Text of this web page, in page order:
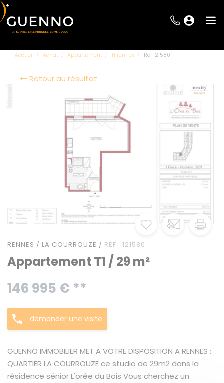
Accueil Achat Appartement T1 rennes Ref 121580
Retour au résultat
RENNES / LA COURROUZE / REF : 121580
Appartement T1 / 29 m²
146 995 € **
demander une visite
GUENNO IMMOBILIER MET A VOTRE DISPOSITION A RENNES :
QUARTIER LA COURROUZE ce studio de 29m2 dans la
résidence sénior L'orée du Bois Vous cherchez un